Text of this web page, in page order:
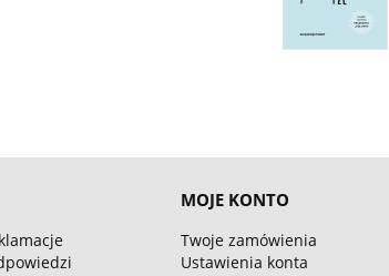
MOJE KONTO
Twoje zamówienia
Ustawienia konta